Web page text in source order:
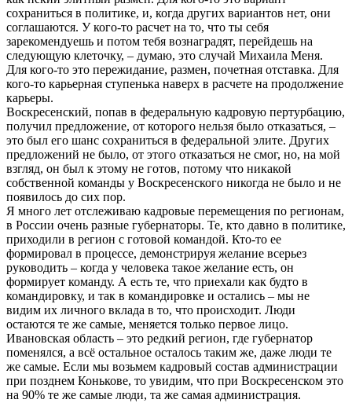
сохраниться в политике, и, когда других вариантов нет, они
соглашаются. У кого-то расчет на то, что ты себя
зарекомендуешь и потом тебя вознаградят, перейдешь на
следующую клеточку, – думаю, это случай Михаила Меня.
Для кого-то это пережидание, размен, почетная отставка. Для
кого-то карьерная ступенька наверх в расчете на продолжение
карьеры.
Воскресенский, попав в федеральную кадровую пертурбацию,
получил предложение, от которого нельзя было отказаться, –
это был его шанс сохраниться в федеральной элите. Других
предложений не было, от этого отказаться не смог, но, на мой
взгляд, он был к этому не готов, потому что никакой
собственной команды у Воскресенского никогда не было и не
появилось до сих пор.
Я много лет отслеживаю кадровые перемещения по регионам,
в России очень разные губернаторы. Те, кто давно в политике,
приходили в регион с готовой командой. Кто-то ее
формировал в процессе, демонстрируя желание всерьез
руководить – когда у человека такое желание есть, он
формирует команду. А есть те, что приехали как будто в
командировку, и так в командировке и остались – мы не
видим их личного вклада в то, что происходит. Люди
остаются те же самые, меняется только первое лицо.
Ивановская область – это редкий регион, где губернатор
поменялся, а всё остальное осталось таким же, даже люди те
же самые. Если мы возьмем кадровый состав администрации
при позднем Конькове, то увидим, что при Воскресенском это
на 90% те же самые люди, та же самая администрация.